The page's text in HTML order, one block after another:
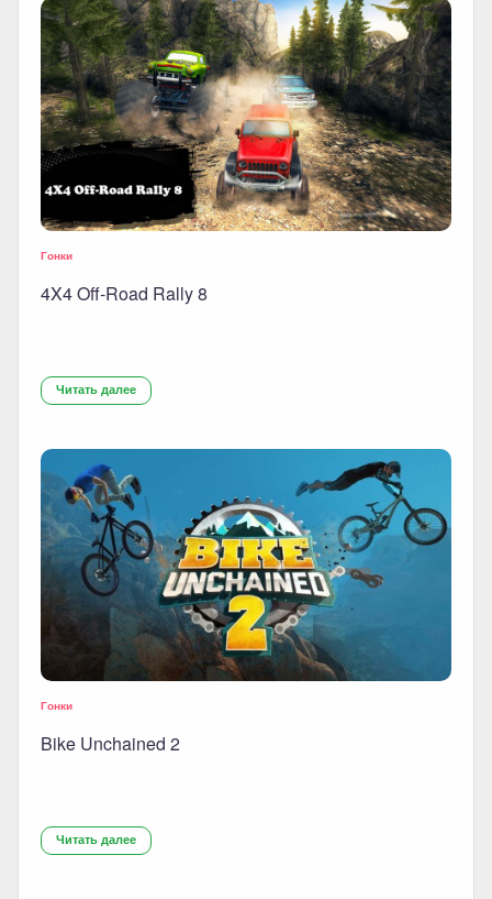
Гонки
4X4 Off-Road Rally 8
Читать далее
Гонки
Bike Unchained 2
Читать далее